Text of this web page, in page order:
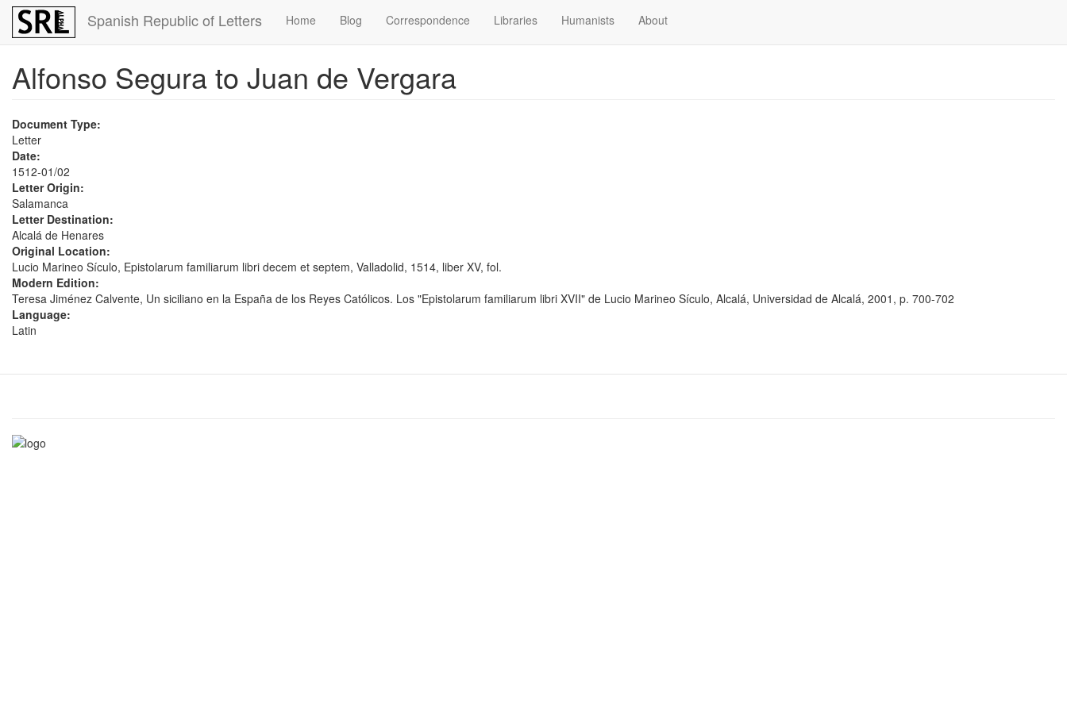
Skip
main
Spanish Republic of Letters Home Blog Correspondence Libraries Humanists About
Alfonso Segura to Juan de Vergara
Document Type:
Letter
Date:
1512-01/02
Letter Origin:
Salamanca
Letter Destination:
Alcalá de Henares
Original Location:
Lucio Marineo Sículo, Epistolarum familiarum libri decem et septem, Valladolid, 1514, liber XV, fol.
Modern Edition:
Teresa Jiménez Calvente, Un siciliano en la España de los Reyes Católicos. Los "Epistolarum familiarum libri XVII" de Lucio Marineo Sículo, Alcalá, Universidad de Alcalá, 2001, p. 700-702
Language:
Latin